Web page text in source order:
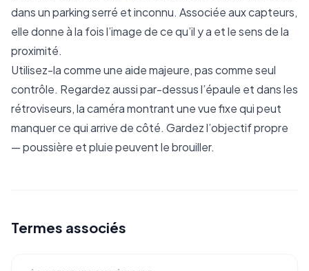
dans un parking serré et inconnu. Associée aux capteurs,
elle donne à la fois l’image de ce qu’il y a et le sens de la
proximité.
Utilisez-la comme une aide majeure, pas comme seul
contrôle. Regardez aussi par-dessus l’épaule et dans les
rétroviseurs, la caméra montrant une vue fixe qui peut
manquer ce qui arrive de côté. Gardez l’objectif propre
— poussière et pluie peuvent le brouiller.
Termes associés